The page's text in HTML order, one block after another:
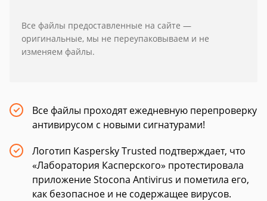
Все файлы предоставленные на сайте —
оригинальные, мы не переупаковываем и не
изменяем файлы.
Все файлы проходят ежедневную перепроверку
антивирусом с новыми сигнатурами!
Логотип Kaspersky Trusted подтверждает, что
«Лаборатория Касперского» протестировала
приложение Stocona Antivirus и пометила его,
как безопасное и не содержащее вирусов.